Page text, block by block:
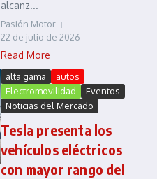
alcanz...
Pasión Motor
22 de julio de 2026
Read More
alta gama
autos
Electromovilidad
Eventos
Noticias del Mercado
Tesla presenta los
vehículos eléctricos
con mayor rango del